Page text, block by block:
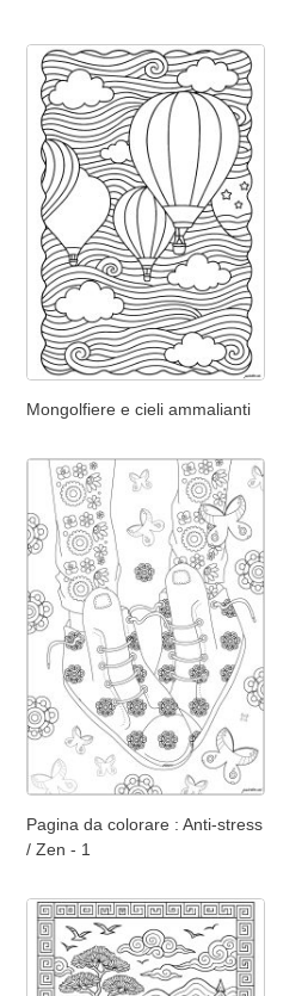
Mongolfiere e cieli ammalianti
Pagina da colorare : Anti-stress
/ Zen - 1